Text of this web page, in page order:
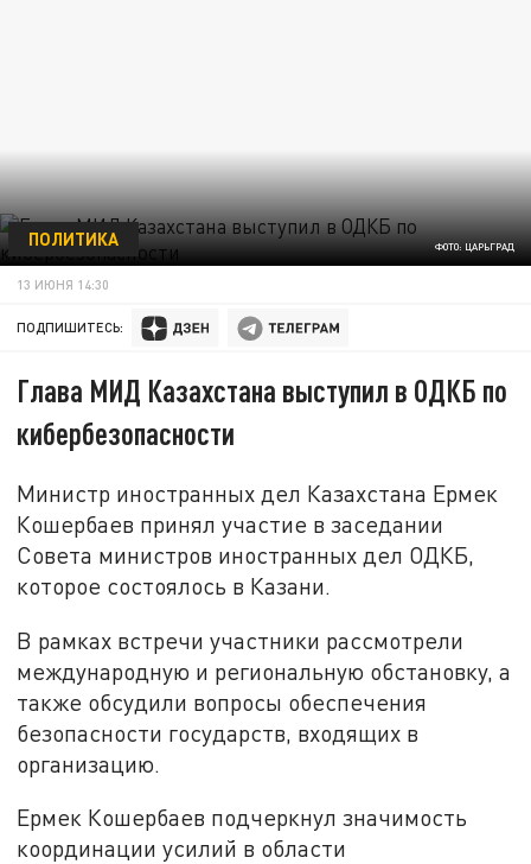
ФОТО: ЦАРЬГРАД
ПОЛИТИКА
13 ИЮНЯ 14:30
ПОДПИШИТЕСЬ:
Глава МИД Казахстана выступил в ОДКБ по
кибербезопасности
Министр иностранных дел Казахстана Ермек
Кошербаев принял участие в заседании
Совета министров иностранных дел ОДКБ,
которое состоялось в Казани.
В рамках встречи участники рассмотрели
международную и региональную обстановку, а
также обсудили вопросы обеспечения
безопасности государств, входящих в
организацию.
Ермек Кошербаев подчеркнул значимость
координации усилий в области